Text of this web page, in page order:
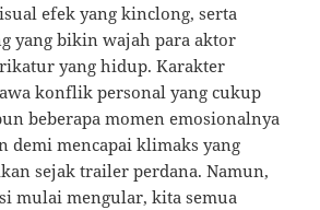
efek yang kinclong, serta
yang bikin wajah para aktor
yang hidup. Karakter
konflik personal yang cukup
beberapa momen emosionalnya
demi mencapai klimaks yang
sejak trailer perdana. Namun,
mulai mengular, kita semua